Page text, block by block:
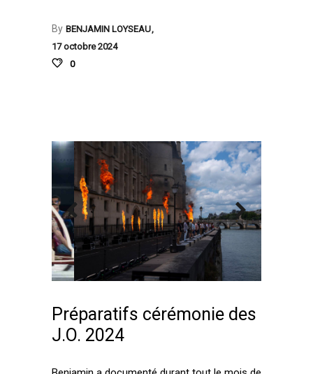
By BENJAMIN LOYSEAU
17 octobre 2024
0
Préparatifs cérémonie des
J.O. 2024